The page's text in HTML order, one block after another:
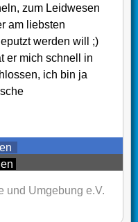
zum Leidwesen
am liebsten
werden will ;)
er mich schnell in
ich bin ja
und Umgebung e.V.